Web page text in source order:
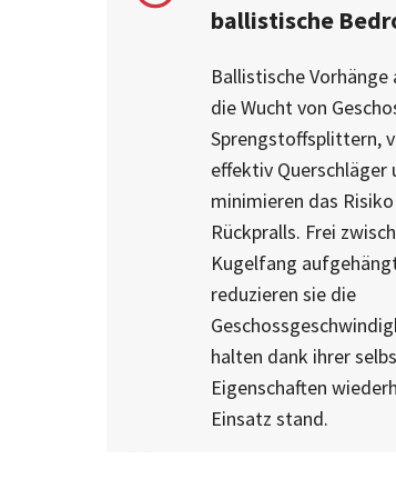
ballistische
Ballistische Vorhänge
die Wucht von
Sprengstoffsplittern,
effektiv Querschläger
minimieren das
Rückpralls. Frei
Kugelfang
reduzieren sie die
halten dank ihrer
Eigenschaften
Einsatz stand.